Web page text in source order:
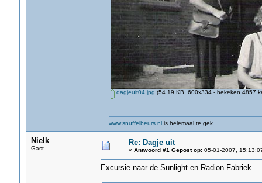
dagjeuit04.jpg (54.19 KB, 600x334 - bekeken 4857
www.snuffelbeurs.nlis helemaal te gek
Nielk
Gast
Re: Dagje uit
« Antwoord #1 Gepost op:05-01-2007,
Excursie naar de Sunlight en Radion Fabriek